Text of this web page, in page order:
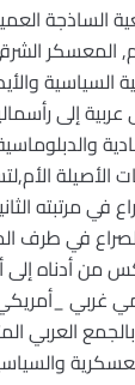
الساذجة
المعسكر
السياسية
عربية إلى
الأصيلة
مرتبته
في طرف
من أدناه إلى
غربي
العربي